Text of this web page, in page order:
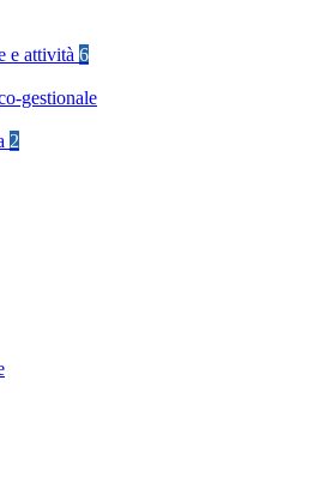
e attività 6
gestionale
2